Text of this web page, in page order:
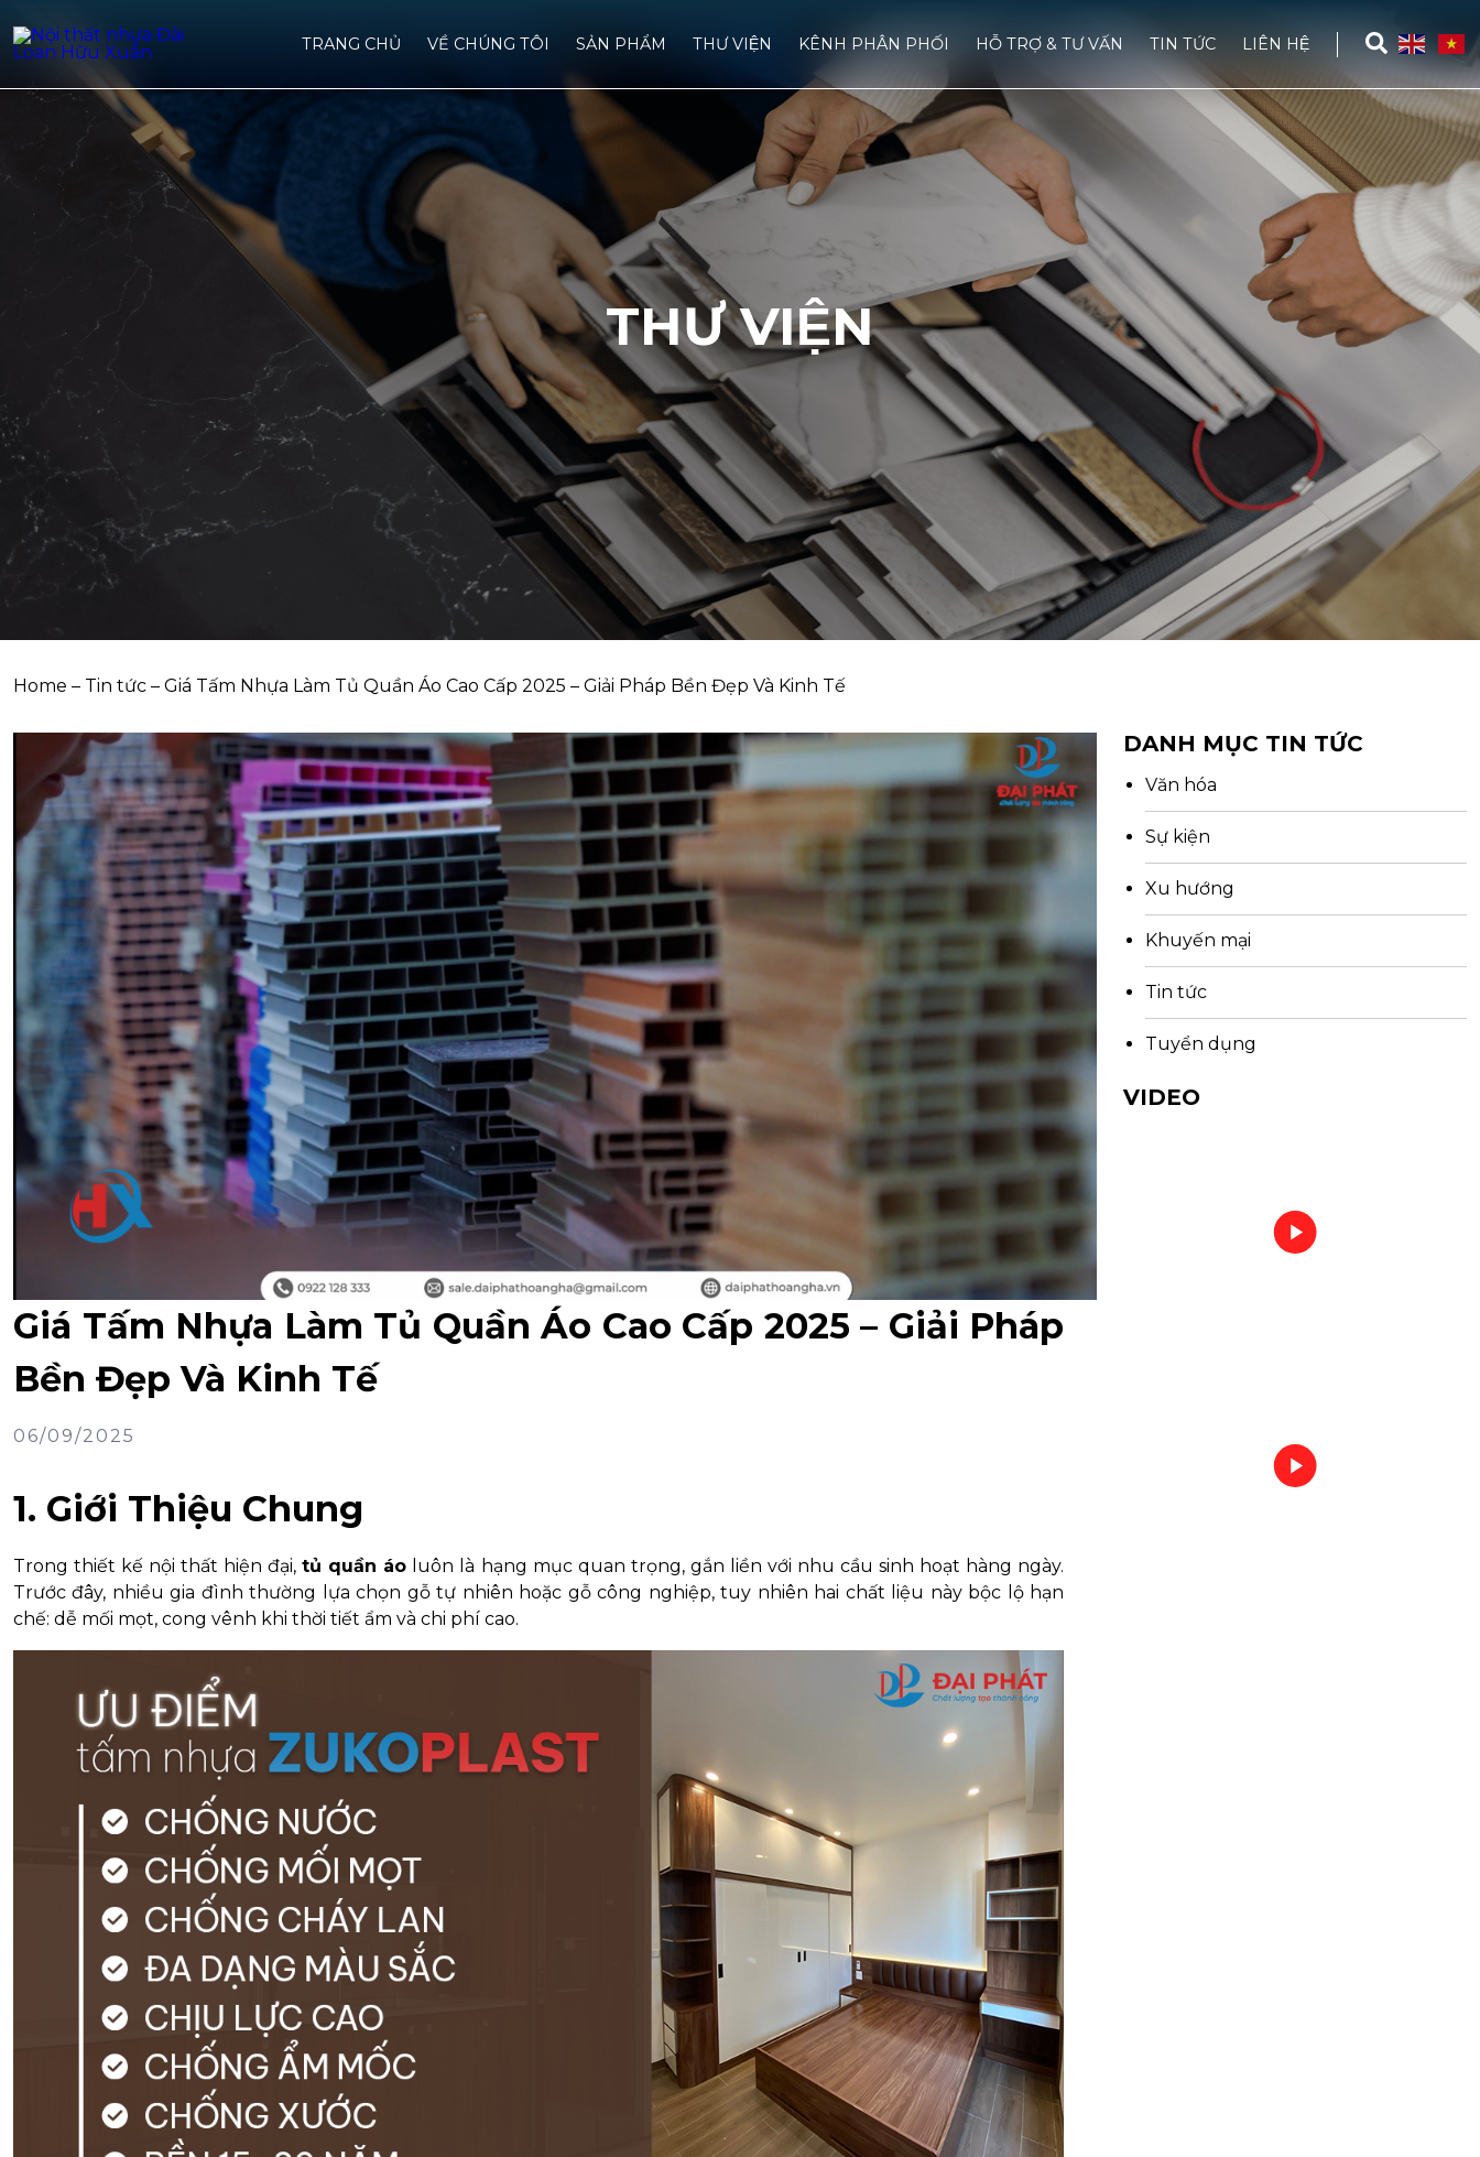
TRANG CHỦ VỀ CHÚNG TÔI SẢN PHẨM THƯ VIỆN KÊNH PHÂN PHỐI HỖ TRỢ & TƯ VẤN TIN TỨC LIÊN HỆ
THƯ VIỆN
Home – Tin tức – Giá Tấm Nhựa Làm Tủ Quần Áo Cao Cấp 2025 – Giải Pháp Bền Đẹp Và Kinh Tế
Giá Tấm Nhựa Làm Tủ Quần Áo Cao Cấp 2025 – Giải Pháp
Bền Đẹp Và Kinh Tế
06/09/2025
1. Giới Thiệu Chung
Trong thiết kế nội thất hiện đại,tủ quần áo luôn là hạng mục quan trọng, gắn liền với nhu cầu sinh hoạt hàng ngày.
Trước đây, nhiều gia đình thường lựa chọn gỗ tự nhiên hoặc gỗ công nghiệp, tuy nhiên hai chất liệu này bộc lộ hạn
chế: dễ mối mọt, cong vênh khi thời tiết ẩm và chi phí cao.
DANH MỤC TIN TỨC
Văn hóa
Sự kiện
Xu hướng
Khuyến mại
Tin tức
Tuyển dụng
VIDEO